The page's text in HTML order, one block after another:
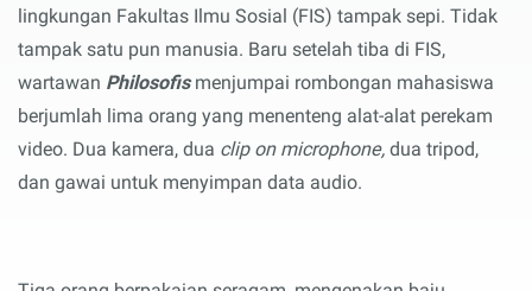
lingkungan Fakultas Ilmu Sosial (FIS) tampak sepi. Tidak
tampak satu pun manusia. Baru setelah tiba di FIS,
wartawan Philosofismenjumpai rombongan mahasiswa
berjumlah lima orang yang menenteng alat-alat perekam
video. Dua kamera, dua clip on microphone, dua tripod,
dan gawai untuk menyimpan data audio.